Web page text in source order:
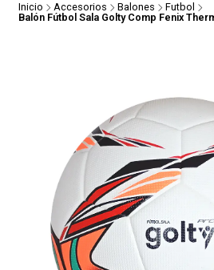
Inicio Accesorios Balones
Futbol
Balón Fútbol Sala Golty Comp Fenix